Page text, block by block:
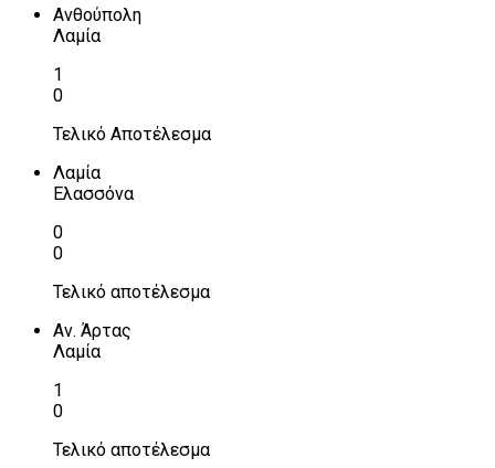
Ανθούπολη
Λαμία
1
0
Τελικό Αποτέλεσμα
Λαμία
Ελασσόνα
0
0
Τελικό αποτέλεσμα
Αν. Άρτας
Λαμία
1
0
Τελικό αποτέλεσμα